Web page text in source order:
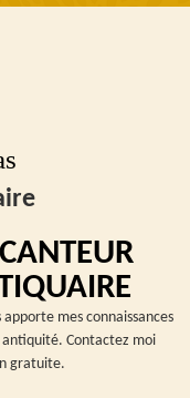
mes connaissances
Contactez moi
gratuite.